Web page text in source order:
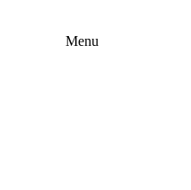
Menu